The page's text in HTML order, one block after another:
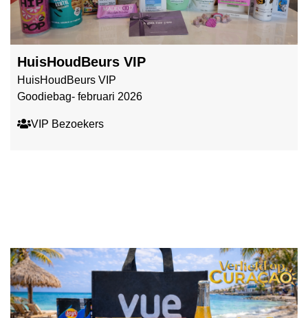
HuisHoudBeurs VIP
HuisHoudBeurs VIP
Goodiebag- februari 2026
VIP Bezoekers